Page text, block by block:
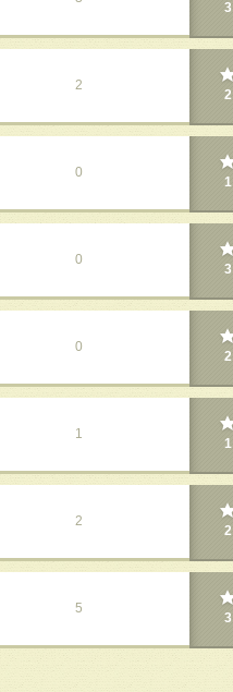
3
2
2
0
1
0
3
0
2
1
1
2
2
5
3